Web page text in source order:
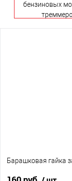
бензиновых
Барашковая гайка